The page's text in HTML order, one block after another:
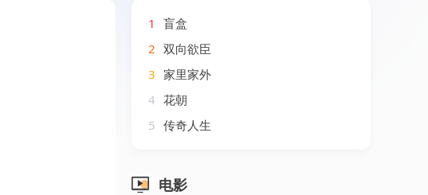
1
盲盒
2 双向欲臣
3 家里家外
4 花朝
5 传奇人生
电影